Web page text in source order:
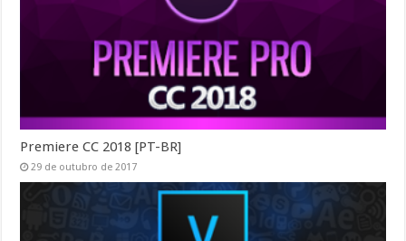
Premiere CC 2018 [PT-BR]
29 de outubro de 2017